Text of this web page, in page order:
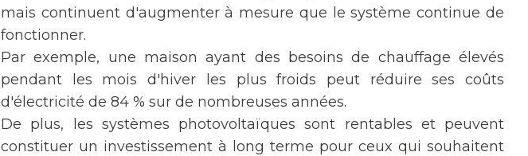
mais continuent d'augmenter à mesure que le système continue de
fonctionner.
Par exemple, une maison ayant des besoins de chauffage élevés
pendant les mois d'hiver les plus froids peut réduire ses coûts
d'électricité de 84 % sur de nombreuses années.
De plus, les systèmes photovoltaïques sont rentables et peuvent
constituer un investissement à long terme pour ceux qui souhaitent